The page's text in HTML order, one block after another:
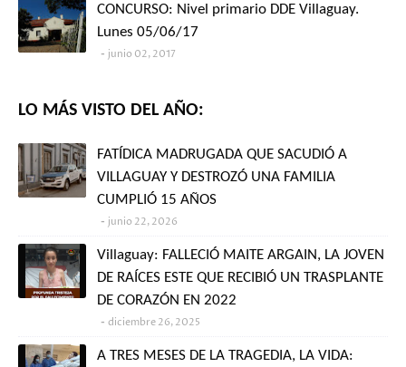
CONCURSO: Nivel primario DDE Villaguay.
Lunes 05/06/17
junio 02, 2017
LO MÁS VISTO DEL AÑO:
FATÍDICA MADRUGADA QUE SACUDIÓ A
VILLAGUAY Y DESTROZÓ UNA FAMILIA
CUMPLIÓ 15 AÑOS
junio 22, 2026
Villaguay: FALLECIÓ MAITE ARGAIN, LA JOVEN
DE RAÍCES ESTE QUE RECIBIÓ UN TRASPLANTE
DE CORAZÓN EN 2022
diciembre 26, 2025
A TRES MESES DE LA TRAGEDIA, LA VIDA: